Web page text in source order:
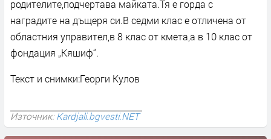
родителите,подчертава майката.Тя е горда с
наградите на дъщеря си.В седми клас е отличена от
областния управител,в 8 клас от кмета,а в 10 клас от
фондация „Кяшиф“.
Текст и снимки:Георги Кулов
Източник:Kardjali.bgvesti.NET